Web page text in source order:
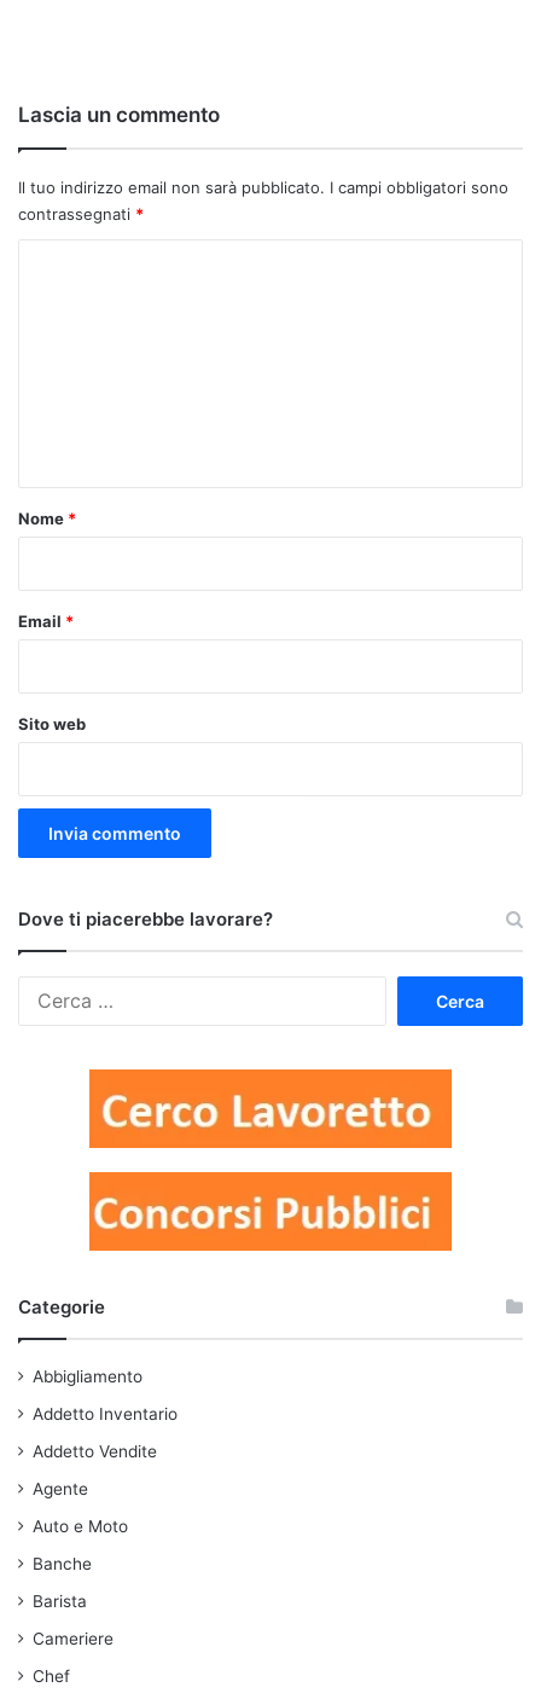
Lascia un commento
Il tuo indirizzo email non sarà pubblicato. I campi obbligatori sono
contrassegnati *
o
Nome *
Email *
Sito web
Dove ti piacerebbe lavorare?
Categorie
Abbigliamento
Addetto Inventario
Addetto Vendite
Agente
Auto e Moto
Banche
Barista
Cameriere
Chef